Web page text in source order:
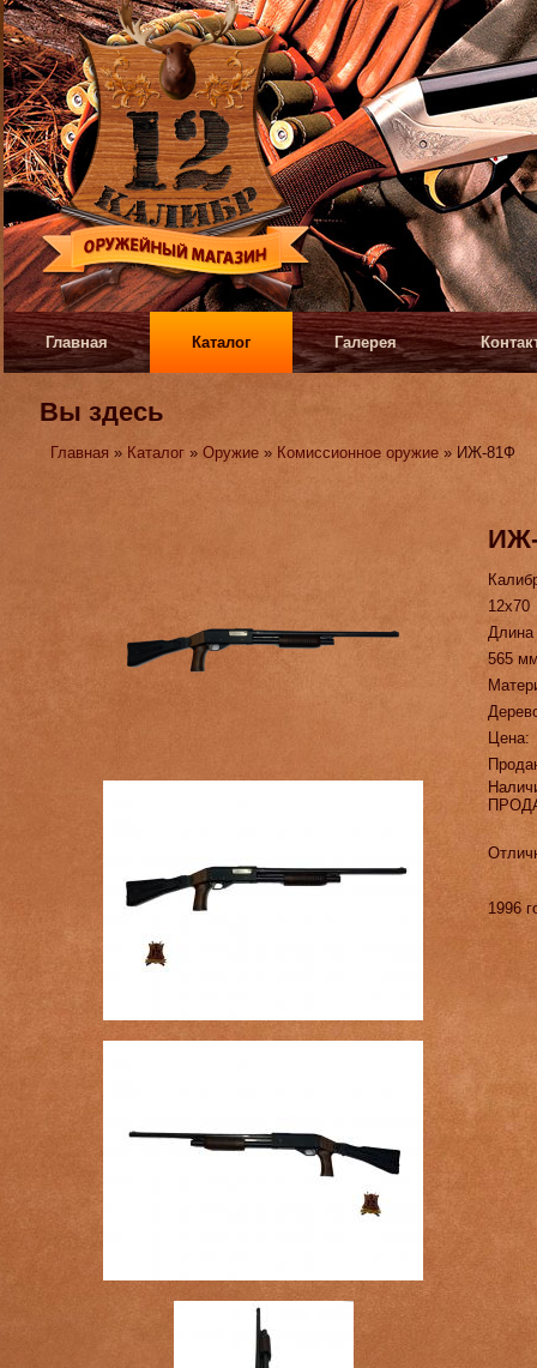
Главная Каталог Галерея
Вы здесь
Главная » Каталог »Оружие » Комиссионное оружие » ИЖ-81Ф
12х70
565
Цена:
1996